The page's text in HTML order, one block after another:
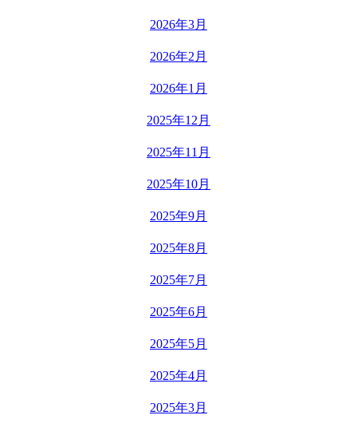
2026年3月
2026年2月
2026年1月
2025年12月
2025年11月
2025年10月
2025年9月
2025年8月
2025年7月
2025年6月
2025年5月
2025年4月
2025年3月